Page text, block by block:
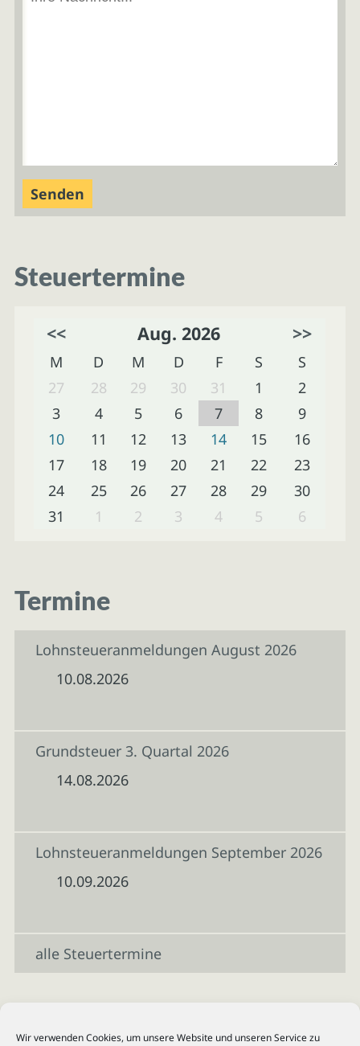
Wir verwenden Cookies, um unsere Website und unseren Service zu
Steuertermine
<< Aug. 2026 >>
M D M D F S
S
27
28 29 30 31 1
2
3
4 5 6 7 8
9
10
11 12 13 14 15
16
17
18 19 20 21 22
23
24
25 26 27 28 29
30
31
1 2 3 4 5 6
Termine
Lohnsteueranmeldungen August 2026
10.08.2026
Grundsteuer 3. Quartal 2026
14.08.2026
Lohnsteueranmeldungen September 2026
10.09.2026
alle Steuertermine